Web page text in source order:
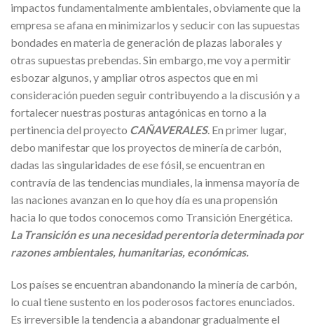
impactos fundamentalmente ambientales, obviamente que la
empresa se afana en minimizarlos y seducir con las supuestas
bondades en materia de generación de plazas laborales y
otras supuestas prebendas. Sin embargo, me voy a permitir
esbozar algunos, y ampliar otros aspectos que en mi
consideración pueden seguir contribuyendo a la discusión y a
fortalecer nuestras posturas antagónicas en torno a la
pertinencia del proyecto CAÑAVERALES. En primer lugar,
debo manifestar que los proyectos de minería de carbón,
dadas las singularidades de ese fósil, se encuentran en
contravía de las tendencias mundiales, la inmensa mayoría de
las naciones avanzan en lo que hoy día es una propensión
hacia lo que todos conocemos como Transición Energética.
La Transición es una necesidad perentoria determinada por
razones ambientales, humanitarias, económicas.
Los países se encuentran abandonando la minería de carbón,
lo cual tiene sustento en los poderosos factores enunciados.
Es irreversible la tendencia a abandonar gradualmente el